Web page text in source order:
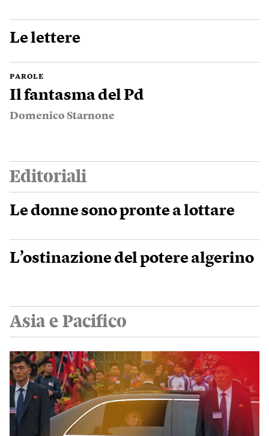
Le lettere
PAROLE
Il fantasma del Pd
Domenico Starnone
Editoriali
Le donne sono pronte a lottare
L’ostinazione del potere algerino
Asia e Pacifico